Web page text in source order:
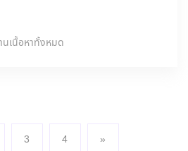
นเนื้อหาทั้งหมด
3 4 »